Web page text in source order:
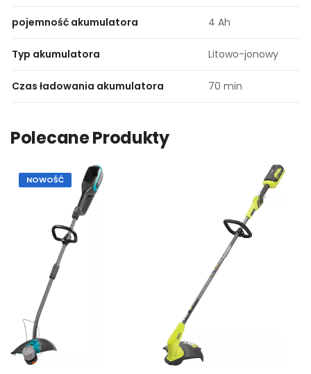
pojemność akumulatora 4 Ah
Typ akumulatora Litowo-jonowy
Czas ładowania akumulatora 70 min
Polecane Produkty
NOWOŚĆ